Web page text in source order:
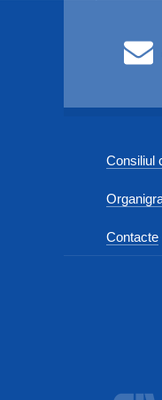
Consiliul
Contacte